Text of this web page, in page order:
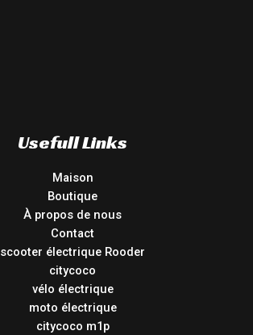
Usefull Links
Maison
Boutique
À propos de nous
Contact
scooter électrique Rooder
citycoco
vélo électrique
moto électrique
citycoco m1p